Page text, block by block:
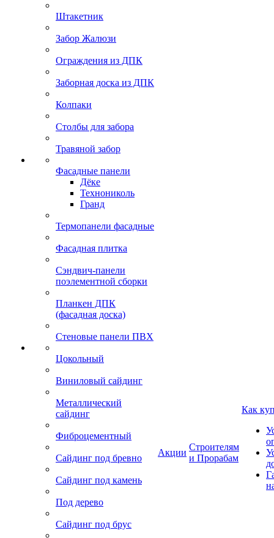
Штакетник
Забор Жалюзи
Ограждения из ДПК
Заборная доска из ДПК
Колпаки
Столбы для забора
Травяной забор
Фасадные панели
Дёке
Технониколь
Гранд
Термопанели фасадные
Фасадная плитка
Сэндвич-панели
поэлементной сборки
Планкен ДПК
(фасадная доска)
Стеновые панели ПВХ
Цокольный
Виниловый сайдинг
Металлический
сайдинг
Фиброцементный
Сайдинг под бревно
Сайдинг под камень
Под дерево
Сайдинг под брус
Акции
Строителям
и Прорабам
Как